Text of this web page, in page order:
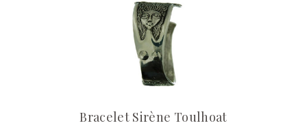
Bracelet Sirène Toulhoat